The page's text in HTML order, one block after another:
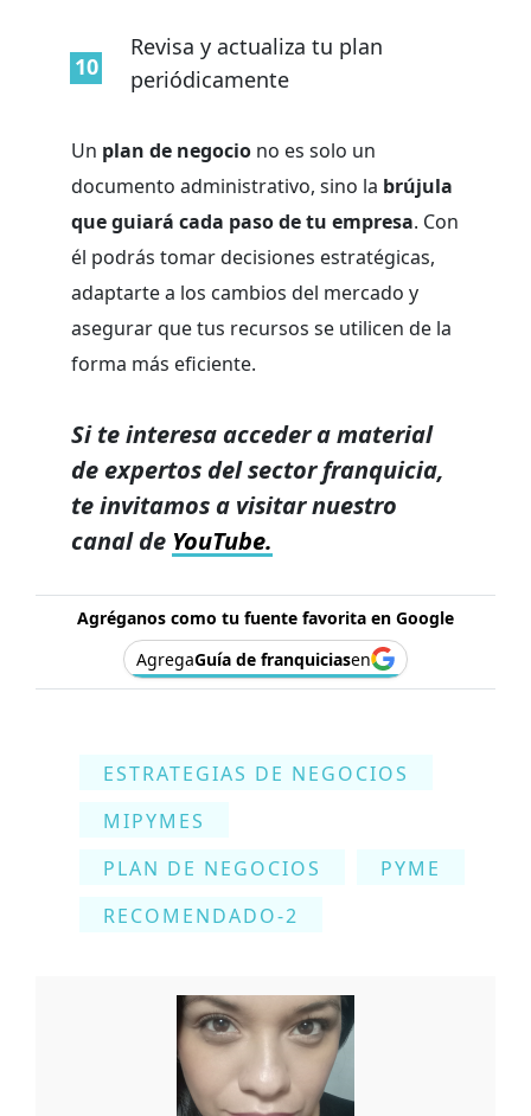
Revisa y actualiza tu plan
periódicamente
Un plan de negocio no es solo un
documento administrativo, sino la brújula
que guiará cada paso de tu empresa. Con
él podrás tomar decisiones estratégicas,
adaptarte a los cambios del mercado y
asegurar que tus recursos se utilicen de la
forma más eficiente.
Si te interesa acceder a material
de expertos del sector franquicia,
te invitamos a visitar nuestro
canal de YouTube.
Agréganos como tu fuente favorita en Google
AgregaGuía de franquiciasen
ESTRATEGIAS DE NEGOCIOS
MIPYMES
PLAN DE NEGOCIOS
PYME
RECOMENDADO-2